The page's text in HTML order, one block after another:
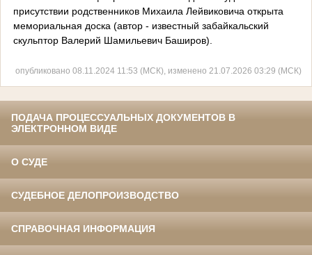
присутствии родственников Михаила Лейвиковича открыта
мемориальная доска (автор - известный забайкальский
скульптор Валерий Шамильевич Баширов).
опубликовано 08.11.2024 11:53 (МСК), изменено 21.07.2026 03:29 (МСК)
ПОДАЧА ПРОЦЕССУАЛЬНЫХ ДОКУМЕНТОВ В
ЭЛЕКТРОННОМ ВИДЕ
О СУДЕ
СУДЕБНОЕ ДЕЛОПРОИЗВОДСТВО
СПРАВОЧНАЯ ИНФОРМАЦИЯ